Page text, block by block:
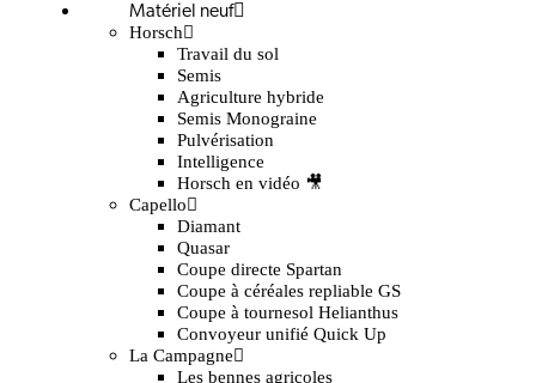
Matériel neuf
Horsch
Travail du sol
Semis
Agriculture hybride
Semis Monograine
Pulvérisation
Intelligence
Horsch en vidéo 🎥
Capello
Diamant
Quasar
Coupe directe Spartan
Coupe à céréales repliable GS
Coupe à tournesol Helianthus
Convoyeur unifié Quick Up
La Campagne
Les bennes agricoles